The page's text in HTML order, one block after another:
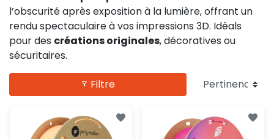
l’obscurité après exposition à la lumière, offrant un
rendu spectaculaire à vos impressions 3D. Idéals
pour des créations originales, décoratives ou
sécuritaires.
Filtre